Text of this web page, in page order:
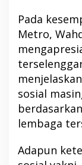
Pada
Metro,
sosial
lembaga
Adapun